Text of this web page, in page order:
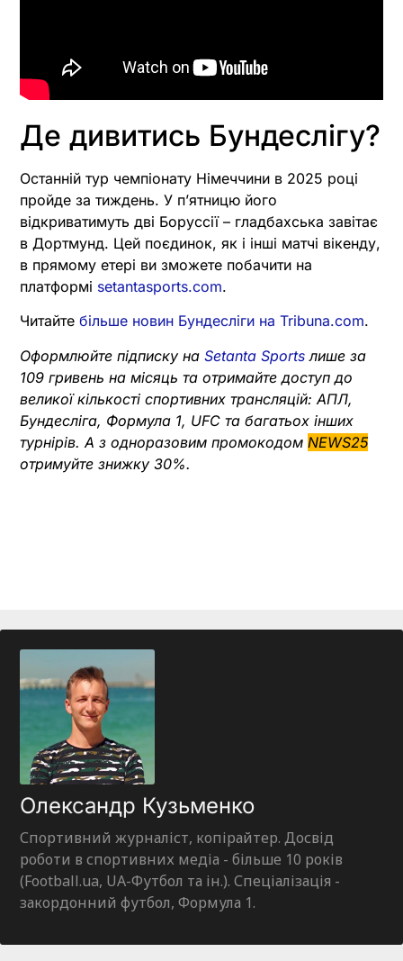
Де дивитись Бундеслігу?
Останній тур чемпіонату Німеччини в 2025 році
пройде за тиждень. У пʼятницю його
відкриватимуть дві Боруссії – гладбахська завітає
в Дортмунд. Цей поєдинок, як і інші матчі вікенду,
в прямому етері ви зможете побачити на
платформі setantasports.com.
Читайте більше новин Бундесліги на Tribuna.com.
Оформлюйте підписку на Setanta Sports лише за
109 гривень на місяць та отримайте доступ до
великої кількості спортивних трансляцій: АПЛ,
Бундесліга, Формула 1, UFC та багатьох інших
турнірів. А з одноразовим промокодом NEWS25
отримуйте знижку 30%.
Олександр Кузьменко
Спортивний журналіст, копірайтер. Досвід
роботи в спортивних медіа - більше 10 років
(Football.ua, UA-Футбол та ін.). Спеціалізація -
закордонний футбол, Формула 1.